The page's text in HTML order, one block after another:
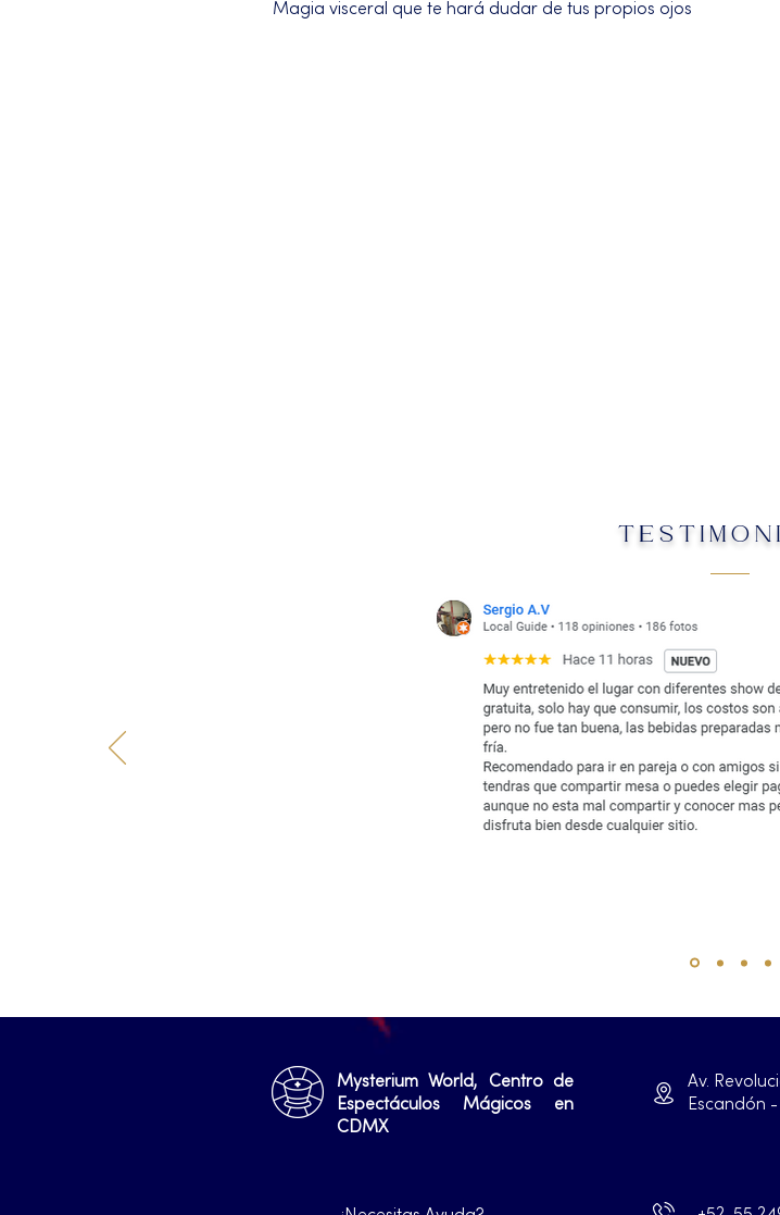
Magia visceral que te hará dudar de tus propios ojos
Mysterium World, Centro de
Espectáculos Mágicos en
CDMX
Av.
Escandón